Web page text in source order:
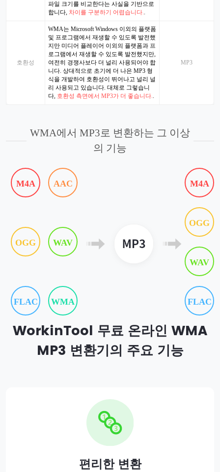
파일 크기를 비교한다는 사실을 기반으로
합니다, 차이를 구분하기 어렵습니다..
호환성
WMA는 Microsoft Windows 이외의 플랫폼
및 프로그램에서 재생할 수 있도록 발전했
지만 미디어 플레이어 이외의 플랫폼과 프
로그램에서 재생할 수 있도록 발전했지만,
여전히 경쟁사보다 더 널리 사용되어야 합
니다. 상대적으로 초기에 더 나은 MP3 형
식을 개발하여 호환성이 뛰어나고 널리 널
리 사용되고 있습니다. 대체로 그렇습니
다, 호환성 측면에서 MP3가 더 좋습니다..
MP3
WMA에서 MP3로 변환하는 그 이상
의 기능
M4A AAC
OGG WAV
FLAC WMA
M4A
OGG
WAV
FLAC
WorkinTool 무료 온라인 WMA
MP3 변환기의 주요 기능
편리한 변환